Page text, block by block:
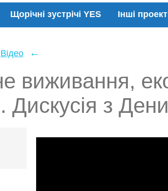
Щорічні зустрічі YES Інші
Відео ←
виживання,
Дискусія з